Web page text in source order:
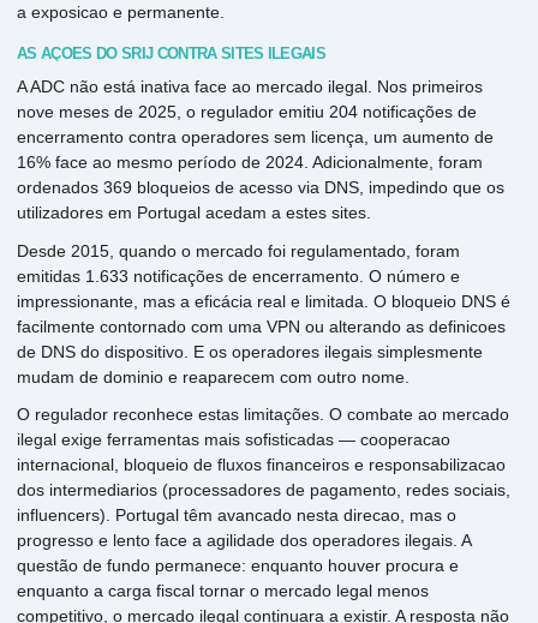
a exposicao e permanente.
AS AÇÕES DO SRIJ CONTRA SITES ILEGAIS
A ADC não está inativa face ao mercado ilegal. Nos primeiros
nove meses de 2025, o regulador emitiu 204 notificações de
encerramento contra operadores sem licença, um aumento de
16% face ao mesmo período de 2024. Adicionalmente, foram
ordenados 369 bloqueios de acesso via DNS, impedindo que os
utilizadores em Portugal acedam a estes sites.
Desde 2015, quando o mercado foi regulamentado, foram
emitidas 1.633 notificações de encerramento. O número e
impressionante, mas a eficácia real e limitada. O bloqueio DNS é
facilmente contornado com uma VPN ou alterando as definicoes
de DNS do dispositivo. E os operadores ilegais simplesmente
mudam de dominio e reaparecem com outro nome.
O regulador reconhece estas limitações. O combate ao mercado
ilegal exige ferramentas mais sofisticadas — cooperacao
internacional, bloqueio de fluxos financeiros e responsabilizacao
dos intermediarios (processadores de pagamento, redes sociais,
influencers). Portugal têm avancado nesta direcao, mas o
progresso e lento face a agilidade dos operadores ilegais. A
questão de fundo permanece: enquanto houver procura e
enquanto a carga fiscal tornar o mercado legal menos
competitivo, o mercado ilegal continuara a existir. A resposta não